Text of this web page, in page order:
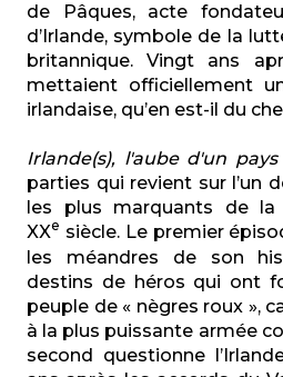
de Pâques, acte
d’Irlande, symbole de la
britannique. Vingt ans
mettaient officiellement
irlandaise, qu’en est-il du
Irlande(s), l'aube d'un pays
parties qui revient sur l’un
les plus marquants de
XXe siècle. Le premier
les méandres de son
destins de héros qui ont
peuple de « nègres roux »,
à la plus puissante armée
second questionne